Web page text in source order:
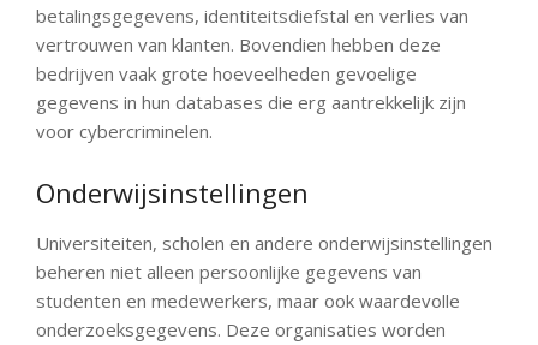
betalingsgegevens, identiteitsdiefstal en verlies van
vertrouwen van klanten. Bovendien hebben deze
bedrijven vaak grote hoeveelheden gevoelige
gegevens in hun databases die erg aantrekkelijk zijn
voor cybercriminelen.
Onderwijsinstellingen
Universiteiten, scholen en andere onderwijsinstellingen
beheren niet alleen persoonlijke gegevens van
studenten en medewerkers, maar ook waardevolle
onderzoeksgegevens. Deze organisaties worden